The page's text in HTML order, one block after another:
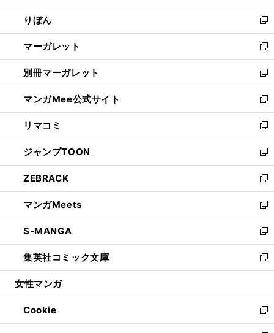
開
く
ウ
で
開
く
ン
ド
ウ
で
開
く
ウ
ィ
ン
ド
ウ
で
開
く
りぼん
新
し
い
ウ
ィ
ン
ド
ウ
で
開
く
マーガレット
新
し
い
ウ
ィ
ン
ド
ウ
で
開
く
別冊マーガレット
新
し
い
ウ
ィ
ン
ド
ウ
で
開
く
マンガMee公式サイト
新
し
い
ウ
ィ
ン
ド
ウ
で
開
く
リマコミ
新
し
い
ウ
ィ
ン
ド
ウ
で
開
く
ジャンプTOON
新
し
い
ウ
ィ
ン
ド
ウ
で
開
ZEBRACK
新
し
い
ウ
ィ
ン
ド
ウ
開
く
マンガMeets
新
し
い
ウ
ィ
ン
ウ
で
開
S-MANGA
新
し
い
ウ
ン
ド
ウ
集英社コミック文庫
新
し
ウ
ィ
ン
女性マンガ
Cookie
新
し